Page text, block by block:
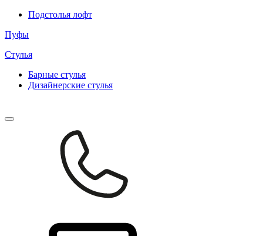
Подстолья лофт
Пуфы
Стулья
Барные cтулья
Дизайнерские cтулья